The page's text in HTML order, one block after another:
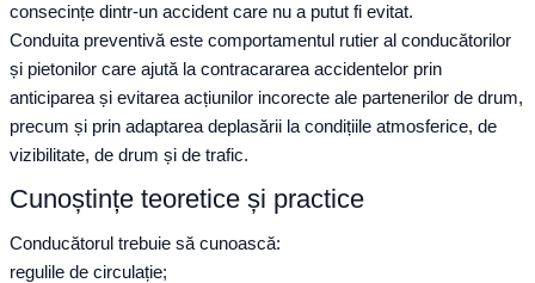
consecințe dintr-un accident care nu a putut fi evitat.
Conduita preventivă este comportamentul rutier al conducătorilor
și pietonilor care ajută la contracararea accidentelor prin
anticiparea și evitarea acțiunilor incorecte ale partenerilor de drum,
precum și prin adaptarea deplasării la condițiile atmosferice, de
vizibilitate, de drum și de trafic.
Cunoștințe teoretice și practice
Conducătorul trebuie să cunoască:
regulile de circulație;